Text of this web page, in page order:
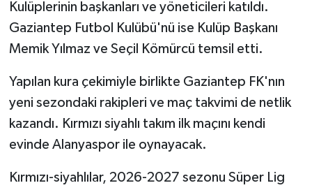
Kulüplerinin başkanları ve yöneticileri katıldı.
Gaziantep Futbol Kulübü'nü ise Kulüp Başkanı
Memik Yılmaz ve Seçil Kömürcü temsil etti.
Yapılan kura çekimiyle birlikte Gaziantep FK'nın
yeni sezondaki rakipleri ve maç takvimi de netlik
kazandı. Kırmızı siyahlı takım ilk maçını kendi
evinde Alanyaspor ile oynayacak.
Kırmızı-siyahlılar, 2026-2027 sezonu Süper Lig
Video Haber
Yaşam
Yeme-İçme
Yemek